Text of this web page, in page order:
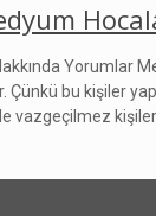
Yorumlar
Çünkü bu kişiler
vazgeçilmez kişiler